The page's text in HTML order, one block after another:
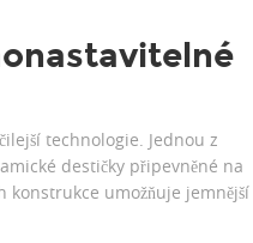
technologie. Jednou z
destičky připevněné na
konstrukce umožňuje jemnější